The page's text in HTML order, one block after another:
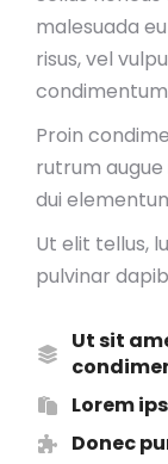
malesuada
risus, vel
Proin
rutrum augue
dui
Ut elit tellus,
pulvinar
Ut sit
Lorem
Donec